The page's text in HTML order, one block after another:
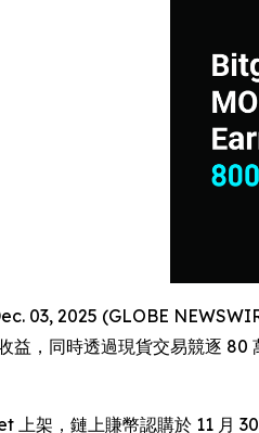
03, 2025 (GLOBE
益，同時透過現貨交易競逐
上架，鏈上賺幣認購於 11 月